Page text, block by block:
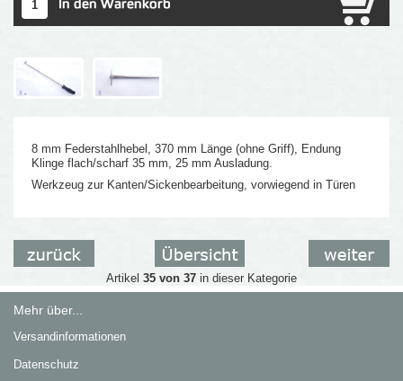
8 mm Federstahlhebel, 370 mm Länge (ohne Griff), Endung
Klinge flach/scharf 35 mm, 25 mm Ausladung.
Werkzeug zur Kanten/Sickenbearbeitung, vorwiegend in Türen
Artikel 35 von 37in dieser Kategorie
Mehr über...
Versandinformationen
Datenschutz